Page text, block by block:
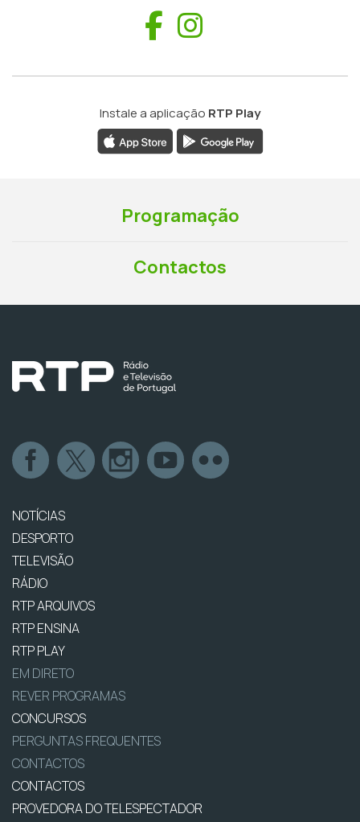
Facebook
Instale a aplicação RTP Play
Programação
Contactos
NOTÍCIAS
DESPORTO
TELEVISÃO
RÁDIO
RTP ARQUIVOS
RTP ENSINA
RTP PLAY
EM DIRETO
REVER PROGRAMAS
CONCURSOS
PERGUNTAS FREQUENTES
CONTACTOS
CONTACTOS
PROVEDORA DO TELESPECTADOR